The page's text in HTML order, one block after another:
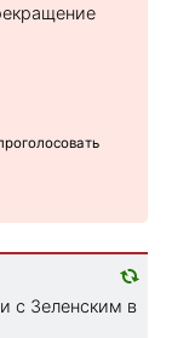
с Зеленским в